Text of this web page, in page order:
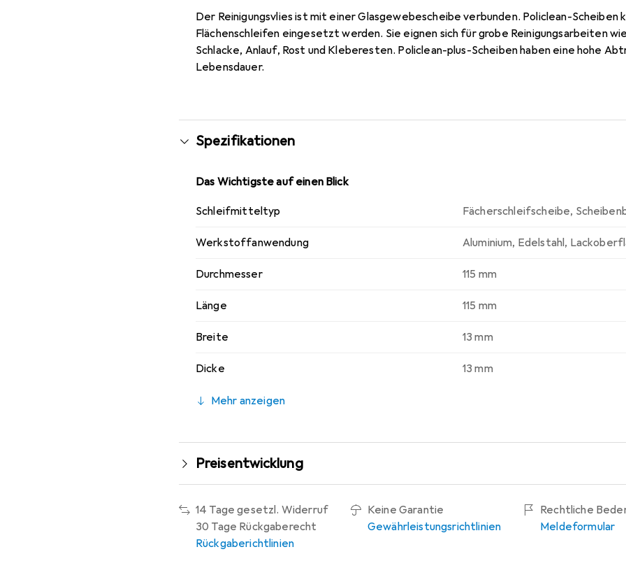
Der Reinigungsvlies ist mit einer Glasgewebescheibe verbunden. Policlean-Scheiben
Flächenschleifen eingesetzt werden. Sie eignen sich für grobe Reinigungsarbeiten
Schlacke, Anlauf, Rost und Kleberesten. Policlean-plus-Scheiben haben eine hohe
Lebensdauer.
Spezifikationen
Das Wichtigste auf einen Blick
Schleifmitteltyp Fächerschleifscheibe,
Werkstoffanwendung Aluminium, Edelstahl,
Durchmesser 115 mm
Länge 115 mm
Breite 13 mm
Dicke 13 mm
Mehr anzeigen
Preisentwicklung
14 Tage gesetzl. Widerruf
30 Tage Rückgaberecht
Rückgaberichtlinien
Keine Garantie
Gewährleistungsrichtlinien
Rechtliche
Meldeformular